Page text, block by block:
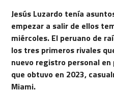
Jesús Luzardo tenía
empezar a salir de ellos
miércoles. El peruano de
los tres primeros rivales
nuevo registro personal en
que obtuvo en 2023,
Miami.